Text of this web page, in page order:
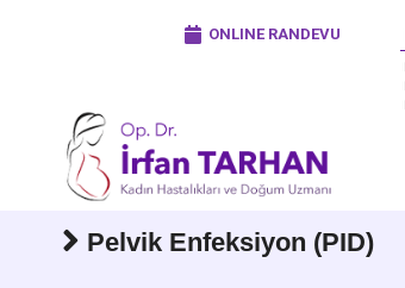
ONLINE RANDEVU
Pelvik Enfeksiyon (PID)